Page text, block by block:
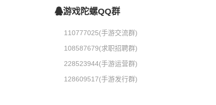
游戏陀螺QQ群
110777025(手游交流群)
108587679(求职招聘群)
228523944(手游运营群)
128609517(手游发行群)